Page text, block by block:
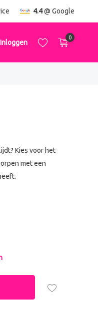
4.4@ Google
Inloggen
0
Kies voor het
met een